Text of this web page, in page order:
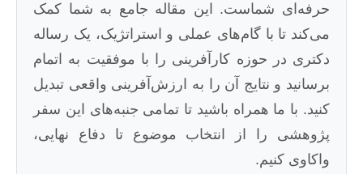
حرفه‌ای شماست. این مقاله جامع به شما کمک
می‌کند تا با گام‌های عملی و استراتژیک، یک رساله
دکتری در حوزه کارآفرینی را با موفقیت به اتمام
برسانید و نتایج آن را به ارزش‌آفرینی واقعی تبدیل
کنید. با ما همراه باشید تا تمامی جنبه‌های این سفر
پژوهشی را از انتخاب موضوع تا دفاع نهایی،
واکاوی کنیم.